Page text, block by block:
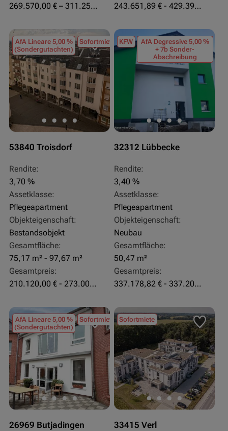
269.570,00 € – 311.250,00 €
243.651,89 € - 429.392,43 €
AfA Lineare 5,00 %
(Sondergutachten)
Sofortmiete
53840 Troisdorf
Rendite:
3,70 %
Assetklasse:
Pflegeapartment
Objekteigenschaft:
Bestandsobjekt
Gesamtfläche:
75,17 m² - 97,67 m²
Gesamtpreis:
210.120,00 € - 273.003,24 €
KFW
AfA Degressive 5,00 %
+ 7b Sonder-
Abschreibung
32312 Lübbecke
Rendite:
3,40 %
Assetklasse:
Pflegeapartment
Objekteigenschaft:
Neubau
Gesamtfläche:
50,47 m²
Gesamtpreis:
337.178,82 € - 337.207,06 €
AfA Lineare 5,00 %
(Sondergutachten)
Sofortmiete
26969 Butjadingen
Sofortmiete
33415 Verl